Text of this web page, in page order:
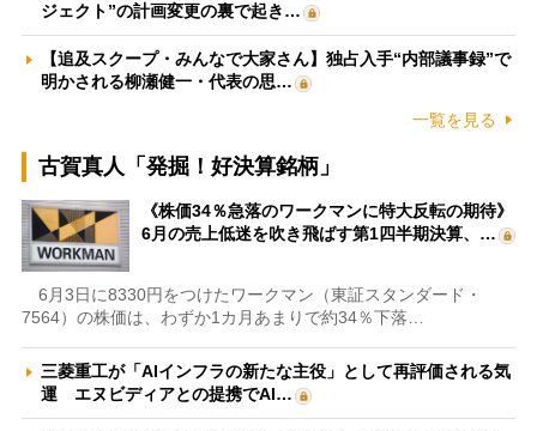
ジェクト”の計画変更の裏で起き…
【追及スクープ・みんなで大家さん】独占入手“内部議事録”で
明かされる柳瀬健一・代表の思…
一覧を見る
古賀真人「発掘！好決算銘柄」
《株価34％急落のワークマンに特大反転の期待》
6月の売上低迷を吹き飛ばす第1四半期決算、…
6月3日に8330円をつけたワークマン（東証スタンダード・
7564）の株価は、わずか1カ月あまりで約34％下落…
三菱重工が「AIインフラの新たな主役」として再評価される気
運 エヌビディアとの提携でAI…